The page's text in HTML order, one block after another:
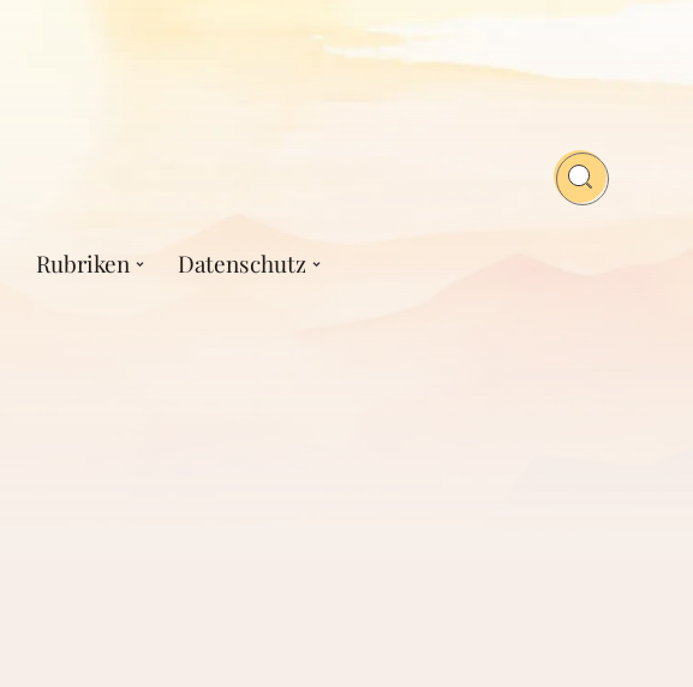
Rubriken Datenschutz